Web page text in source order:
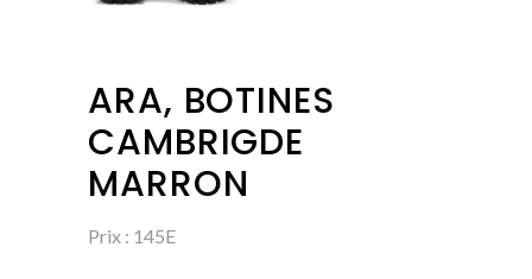
ARA, BOTINES
CAMBRIGDE
MARRON
Prix : 145E